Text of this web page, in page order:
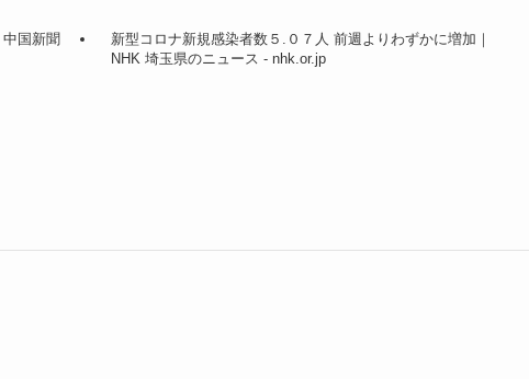
国新聞
新型コロナ新規感染者数５.０７人 前週よりわずかに増加｜
NHK 埼玉県のニュース - nhk.or.jp